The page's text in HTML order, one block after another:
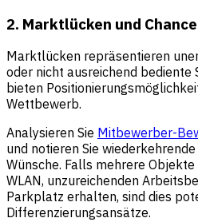
2. Marktlücken und
Marktlücken repräsentieren
oder nicht ausreichend bediente
bieten
Wettbewerb.
Analysieren Sie Mitbewerber-
und notieren Sie
Wünsche. Falls mehrere
WLAN, unzureichenden
Parkplatz erhalten, sind dies
Differenzierungsansätze.